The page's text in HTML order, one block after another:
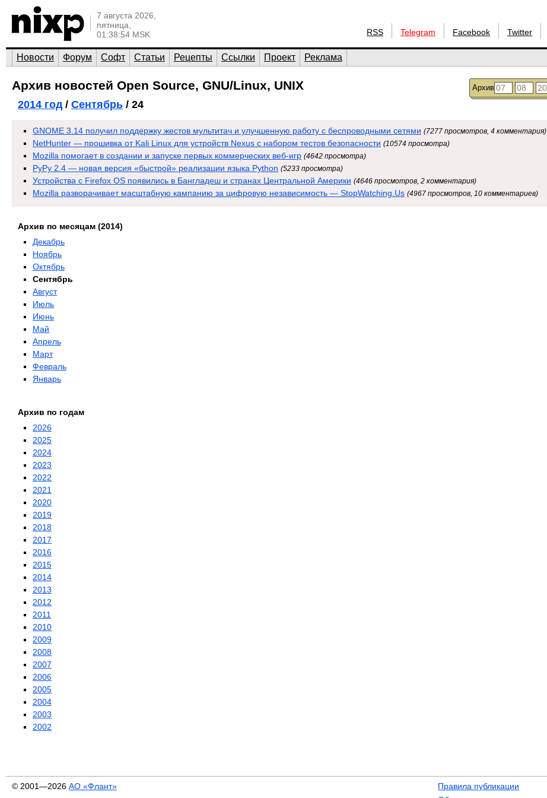
7 августа 2026,
пятница,
01:38:54 MSK
RSS Telegram Facebook Twitter
Новости Форум Софт Статьи Рецепты Ссылки Проект Реклама
Архив
Архив новостей Open Source, GNU/Linux, UNIX
2014 год/ Сентябрь / 24
GNOME 3.14 получил поддержку жестов мультитач и улучшенную работу с беспроводными сетями (7277 просмотров, 4 комментария)
NetHunter — прошивка от Kali Linux для устройств Nexus с набором тестов безопасности (10574 просмотра)
Mozilla помогает в создании и запуске первых коммерческих веб-игр (4642 просмотра)
PyPy 2.4 — новая версия «быстрой» реализации языка Python (5233 просмотра)
Устройства с Firefox OS появились в Бангладеш и странах Центральной Америки (4646 просмотров, 2 комментария)
Mozilla разворачивает масштабную кампанию за цифровую независимость — StopWatching.Us (4967 просмотров, 10 комментариев)
Архив по месяцам (2014)
Декабрь
Ноябрь
Октябрь
Сентябрь
Август
Июль
Июнь
Май
Апрель
Март
Февраль
Январь
Архив по годам
2026
2025
2024
2023
2022
2021
2020
2019
2018
2017
2016
2015
2014
2013
2012
2011
2010
2009
2008
2007
2006
2005
2004
2003
2002
© 2001—2026 АО «Флант»
Правила публикации